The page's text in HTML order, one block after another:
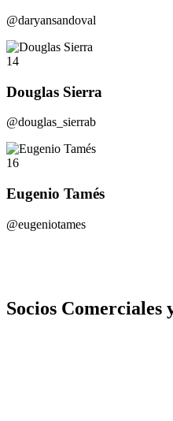
@daryansandoval
14
Douglas Sierra
@douglas_sierrab
16
Eugenio Tamés
@eugeniotames
Socios Comerciales